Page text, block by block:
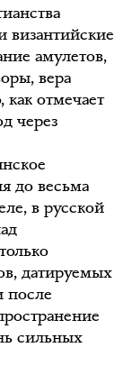
византийские
амулетов,
вера
отмечает
через
до весьма
в русской
датируемых
после
сильных